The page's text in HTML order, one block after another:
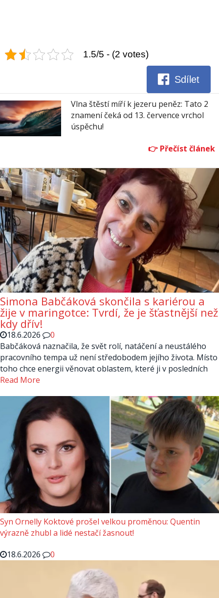
1.5/5 - (2 votes)
Sdílet
Vlna štěstí míří k jezeru peněz: Tato 2
znamení čeká od 13. července vrchol
úspěchu!
Simona Babčáková skončila s kariérou a
žije v maringotce: Tvrdí, že je šťastnější než
kdy dřív!
18.6.2026
0
Babčáková naznačila, že svět rolí, natáčení a neustálého
pracovního tempa už není středobodem jejího života. Místo
toho chce energii věnovat oblastem, které ji v posledních
Read More
Syn Ornelly Koktové prošel velkou proměnou: Quentin
výrazně zhubl a lidé nestačí žasnout!
18.6.2026
0